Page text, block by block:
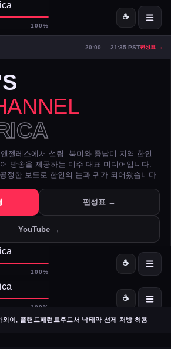
100%
☕
젤레스에서 설립. 북미와 중남미 지역 한인
방송을 제공하는 미주 대표 미디어입니다.
정한 보도로 한인의 눈과 귀가 되어왔습니다.
편성표 →
YouTube →
America
03:59
20:00 — 21:35 PST편성표 →
반무기화 기금 — 1·6 폭동 피고인들 감옥에서 배상금으
시내티 등 10개 도시 시장, 유럽과 민주주의 수호 협약
방 기소 — 잭 스미스 보고서 개인 이메일로 유출 혐의
IPO 계획 공식 확인… 시장 기대감 고조
인력 10% 감원 후 수천 명을 AI 사업부로 재배치
와이, 플랜드패런트후드서 낙태약 선제 처방 허용